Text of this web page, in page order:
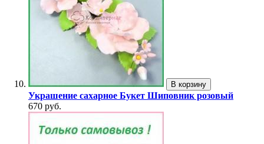
В корзину
Украшение сахарное Букет Шиповник розовый
670 руб.